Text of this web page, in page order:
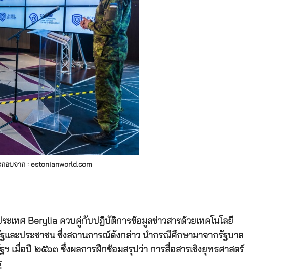
อบจาก : estonianworld.com
ะเทศ Berylia ควบคู่กับปฏิบัติการข้อมูลข่าวสารด้วยเทคโนโลยี
และประชาชน ซึ่งสถานการณ์ดังกล่าว นำกรณีศึกษามาจากรัฐบาล
เมื่อปี ๒๕๖๓ ซึ่งผลการฝึกซ้อมสรุปว่า การสื่อสารเชิงยุทธศาสตร์